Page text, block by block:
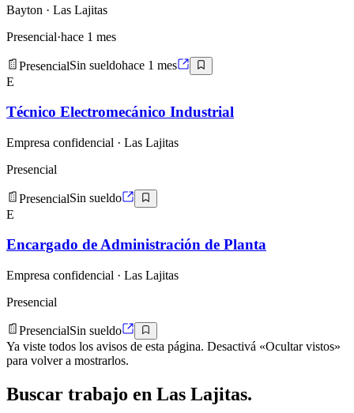
Bayton · Las Lajitas
Presencial·hace 1 mes
PresencialSin sueldohace 1 mes
E
Técnico Electromecánico Industrial
Empresa confidencial · Las Lajitas
Presencial
PresencialSin sueldo
E
Encargado de Administración de Planta
Empresa confidencial · Las Lajitas
Presencial
PresencialSin sueldo
Ya viste todos los avisos de esta página. Desactivá «Ocultar vistos»
para volver a mostrarlos.
Buscar trabajo en Las Lajitas.